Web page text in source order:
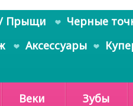
Прыщи Черные
Аксессуары
Веки Зубы